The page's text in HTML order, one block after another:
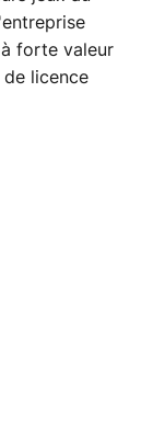
forte valeur
licence